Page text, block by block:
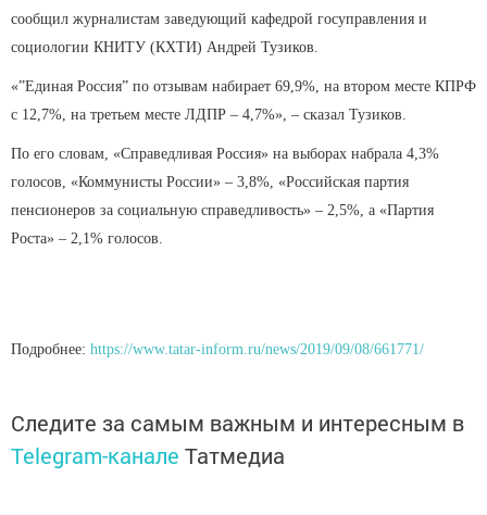
сообщил журналистам заведующий кафедрой госуправления и
социологии КНИТУ (КХТИ) Андрей Тузиков.
«”Единая Россия” по отзывам набирает 69,9%, на втором месте КПРФ
с 12,7%, на третьем месте ЛДПР – 4,7%», – сказал Тузиков.
По его словам, «Справедливая Россия» на выборах набрала 4,3%
голосов, «Коммунисты России» – 3,8%, «Российская партия
пенсионеров за социальную справедливость» – 2,5%, а «Партия
Роста» – 2,1% голосов.
Подробнее: https://www.tatar-inform.ru/news/2019/09/08/661771/
Следите за самым важным и интересным в
Telegram-канале Татмедиа